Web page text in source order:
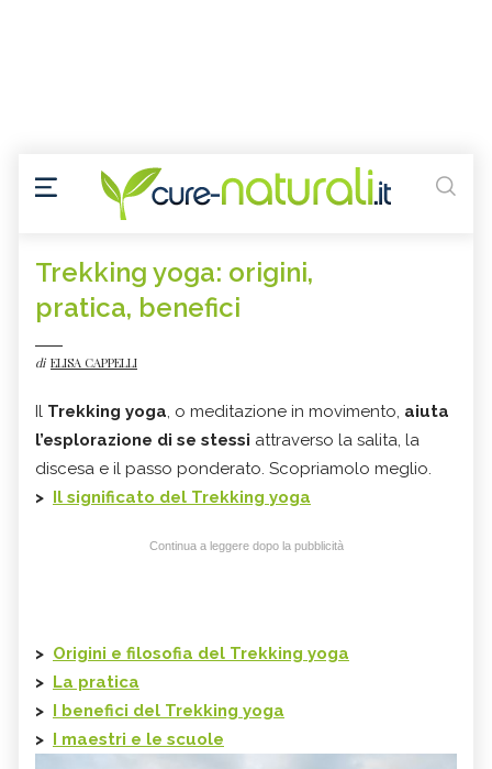
Trekking yoga: origini,
pratica, benefici
di ELISA CAPPELLI
Il Trekking yoga, o meditazione in movimento, aiuta
l’esplorazione di se stessi attraverso la salita, la
discesa e il passo ponderato. Scopriamolo meglio.
> Il significato del Trekking yoga
Continua a leggere dopo la pubblicità
> Origini e filosofia del Trekking yoga
> La pratica
> I benefici del Trekking yoga
> I maestri e le scuole